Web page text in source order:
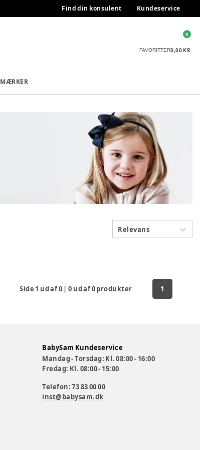
Find din konsulent Kundeservice
FAVORITTER0,00 KR.
0
MÆRKER
Relevans
Side 1 ud af0 |0 ud af0produkter 1
BabySam Kundeservice
Mandag - Torsdag: Kl. 08:00 - 16:00
Fredag: Kl. 08:00 - 15:00
Telefon: 73 83 00 00
inst@babysam.dk